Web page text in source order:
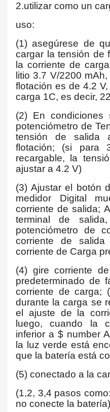
2.utilizar como un
uso:
(1) asegúrese de
cargar la tensión de
la corriente de
litio 3.7 V/2200
flotación es de 4.2
carga 1C, es decir,
(2) En condiciones
potenciómetro de
tensión de salida
flotación; (si para
recargable, la
ajustar a 4.2 V)
(3) Ajustar el botón
medidor Digital
corriente de salida;
terminal de
potenciómetro de
corriente de
corriente de Carga
(4) gire corriente
predeterminado de
corriente de carga;
durante la carga se
el ajuste de la
luego, cuando la
inferior a $ number
la luz verde está
que la batería está
(5) conectado a la
(1,2, 3,4 pasos
no conecte la batería)